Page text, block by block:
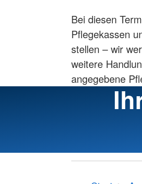
Bei diesen
Pflegekassen
stellen – wir
weitere
angegebene